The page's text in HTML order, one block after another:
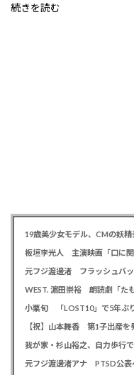
続きを読む
19歳美少女モデル、CMの妖
我が家・杉山裕之、自力歩行